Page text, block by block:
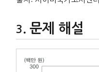
문제 해설